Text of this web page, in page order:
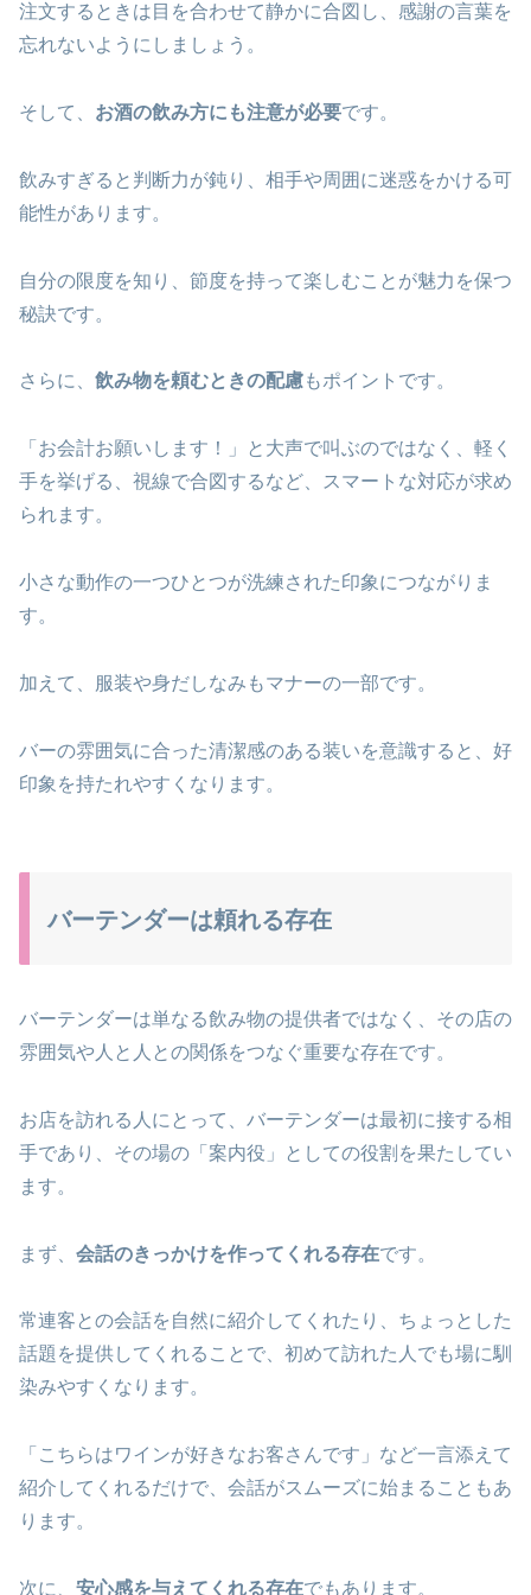
注文するときは目を合わせて静かに合図し、感謝の言葉を
忘れないようにしましょう。
そして、 お酒の飲み方にも注意が必要です。
飲みすぎると判断力が鈍り、相手や周囲に迷惑をかける可
能性があります。
自分の限度を知り、節度を持って楽しむことが魅力を保つ
秘訣です。
さらに、 飲み物を頼むときの配慮もポイントです。
「お会計お願いします！」と大声で叫ぶのではなく、軽く
手を挙げる、視線で合図するなど、スマートな対応が求め
られます。
小さな動作の一つひとつが洗練された印象につながりま
す。
加えて、服装や身だしなみもマナーの一部です。
バーの雰囲気に合った清潔感のある装いを意識すると、好
印象を持たれやすくなります。
バーテンダーは頼れる存在
バーテンダーは単なる飲み物の提供者ではなく、その店の
雰囲気や人と人との関係をつなぐ重要な存在です。
お店を訪れる人にとって、バーテンダーは最初に接する相
手であり、その場の「案内役」としての役割を果たしてい
ます。
まず、 会話のきっかけを作ってくれる存在です。
常連客との会話を自然に紹介してくれたり、ちょっとした
話題を提供してくれることで、初めて訪れた人でも場に馴
染みやすくなります。
「こちらはワインが好きなお客さんです」など一言添えて
紹介してくれるだけで、会話がスムーズに始まることもあ
ります。
次に、 安心感を与えてくれる存在でもあります。